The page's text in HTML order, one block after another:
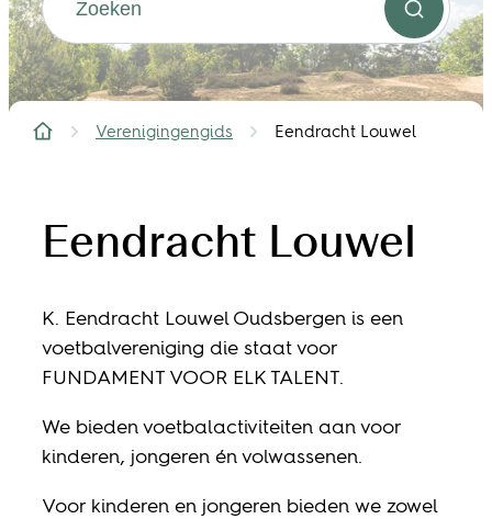
Zoeken
Startpagina
Verenigingengids Eendracht Louwel
Eendracht Louwel
K. Eendracht Louwel Oudsbergen is een
voetbalvereniging die staat voor
FUNDAMENT VOOR ELK TALENT.
We bieden voetbalactiviteiten aan voor
kinderen, jongeren én volwassenen.
Voor kinderen en jongeren bieden we zowel